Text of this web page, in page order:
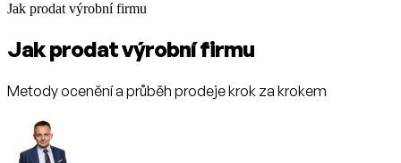
Jak prodat výrobní firmu
Jak prodat výrobní firmu
Metody ocenění a průběh prodeje krok za krokem